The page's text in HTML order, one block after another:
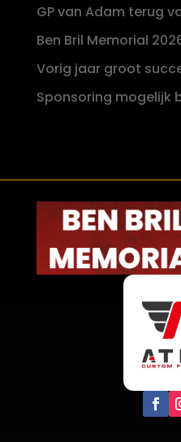
GP van Adam terug
Ben Bril Memorial
Vorig jaar groot
Sponsoring mogelijk